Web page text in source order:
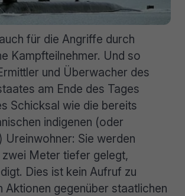
für die Angriffe durch
Kampfteilnehmer. Und so
und Überwacher des
am Ende des Tages
Schicksal wie die bereits
indigenen (oder
Ureinwohner: Sie werden
zwei Meter tiefer gelegt,
Dies ist kein Aufruf zu
Aktionen gegenüber staatlichen